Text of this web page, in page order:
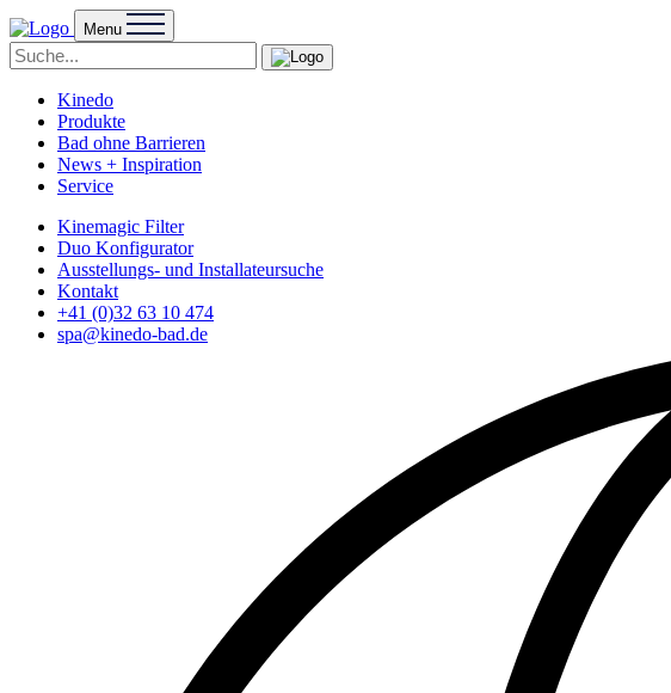
Menu
Kinedo
Produkte
Bad ohne Barrieren
News + Inspiration
Service
Kinemagic Filter
Duo Konfigurator
Ausstellungs- und Installateursuche
Kontakt
+41 (0)32 63 10 474
spa@kinedo-bad.de